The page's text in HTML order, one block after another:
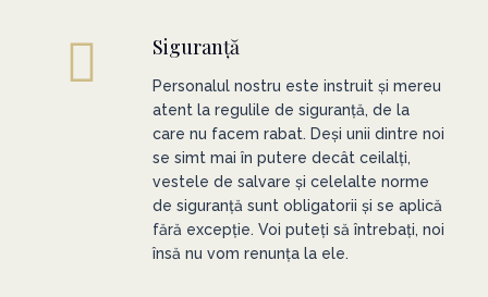
Siguranță
Personalul nostru este instruit și mereu
atent la regulile de siguranță, de la
care nu facem rabat. Deși unii dintre noi
se simt mai în putere decât ceilalți,
vestele de salvare și celelalte norme
de siguranță sunt obligatorii și se aplică
fără excepție. Voi puteți să întrebați, noi
însă nu vom renunța la ele.